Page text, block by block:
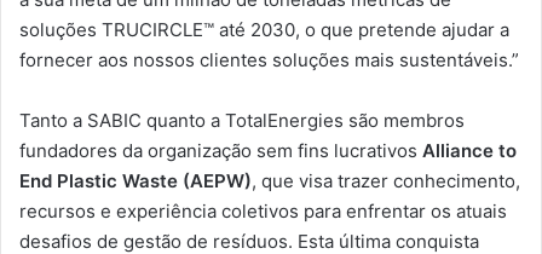
soluções TRUCIRCLE™ até 2030, o que pretende ajudar a
fornecer aos nossos clientes soluções mais sustentáveis.”
Tanto a SABIC quanto a TotalEnergies são membros
fundadores da organização sem fins lucrativos Alliance to
End Plastic Waste (AEPW), que visa trazer conhecimento,
recursos e experiência coletivos para enfrentar os atuais
desafios de gestão de resíduos. Esta última conquista